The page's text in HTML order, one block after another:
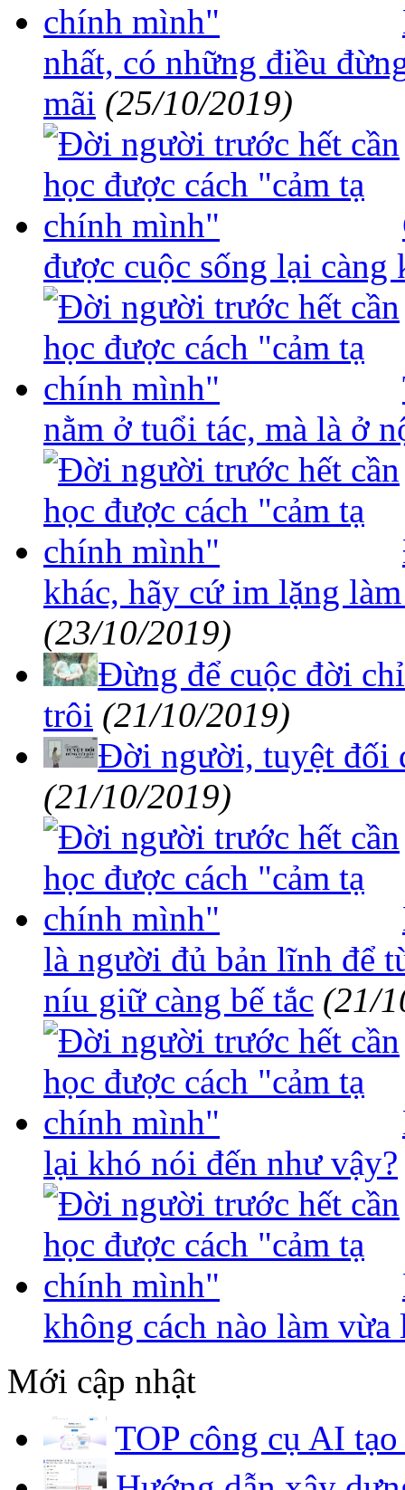
nhất, có những điều
mãi (25/10/2019)
được cuộc sống lại càng
nằm ở tuổi tác, mà là ở
khác, hãy cứ im lặng
(23/10/2019)
Đừng để cuộc đời
trôi (21/10/2019)
Đời người, tuyệt đối
(21/10/2019)
là người đủ bản lĩnh để
níu giữ càng bế tắc (21/
lại khó nói đến như vậy?
không cách nào làm vừa
Mới cập nhật
TOP công cụ AI